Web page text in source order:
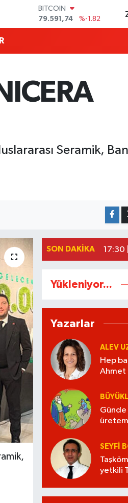
DOLAR
45,43620
%0.02
EURO
6862,09000
BİST100
14.598,00
%0
Seramik,
SON DAKIKA
21:43
17:59
17:30 |
Yükleniyor...
Yazarlar
ALEV
Hep
Ahmet
SEYFI
yetkili